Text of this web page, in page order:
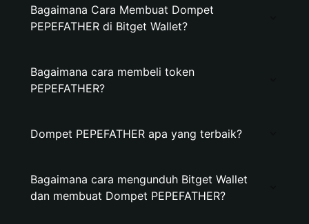
Bagaimana Cara Membuat Dompet
PEPEFATHER di Bitget Wallet?
Bagaimana cara membeli token
PEPEFATHER?
Dompet PEPEFATHER apa yang terbaik?
Bagaimana cara mengunduh Bitget Wallet
dan membuat Dompet PEPEFATHER?